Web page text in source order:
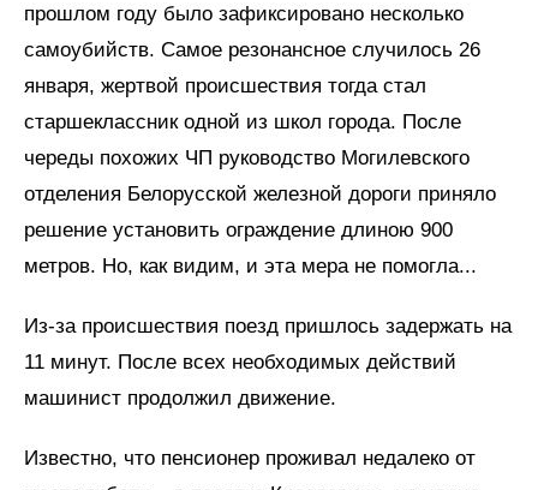
прошлом году было зафиксировано несколько
самоубийств. Самое резонансное случилось 26
января, жертвой происшествия тогда стал
старшеклассник одной из школ города. После
череды похожих ЧП руководство Могилевского
отделения Белорусской железной дороги приняло
решение установить ограждение длиною 900
метров. Но, как видим, и эта мера не помогла...
Из-за происшествия поезд пришлось задержать на
11 минут. После всех необходимых действий
машинист продолжил движение.
Известно, что пенсионер проживал недалеко от